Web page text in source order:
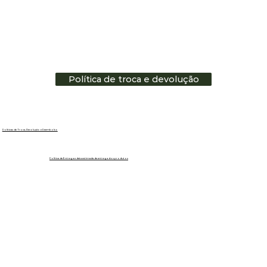
Política de Entrega e data estimada de entrega dos produtos
Políticas de Troca, Devolução e Reembolso
Política de troca e devolução